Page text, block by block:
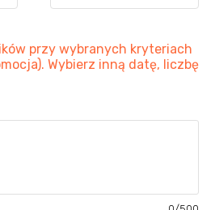
przy wybranych kryteriach
Wybierz inną datę, liczbę